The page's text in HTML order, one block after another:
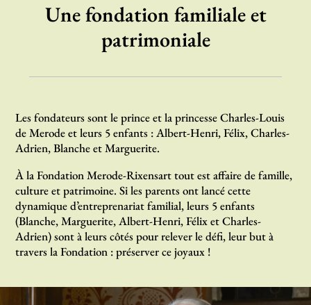
Une fondation familiale et
patrimoniale
Les fondateurs sont le prince et la princesse Charles-Louis
de Merode et leurs 5 enfants : Albert-Henri, Félix, Charles-
Adrien, Blanche et Marguerite.
À la Fondation Merode-Rixensart tout est affaire de famille,
culture et patrimoine. Si les parents ont lancé cette
dynamique d’entreprenariat familial, leurs 5 enfants
(Blanche, Marguerite, Albert-Henri, Félix et Charles-
Adrien) sont à leurs côtés pour relever le défi, leur but à
travers la Fondation : préserver ce joyaux !